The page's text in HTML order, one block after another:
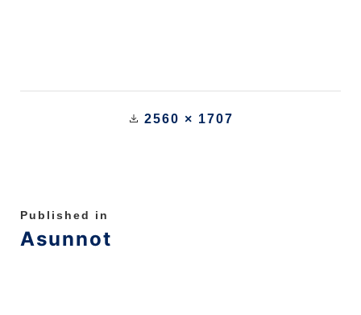
2560 × 1707
Published in
Asunnot